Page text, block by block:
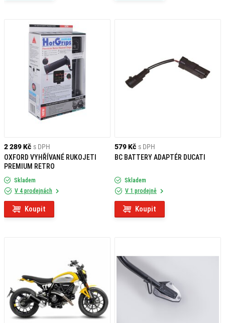
2 289 Kč s DPH
OXFORD VYHŘÍVANÉ RUKOJETI
PREMIUM RETRO
Skladem
V 4 prodejnách
Koupit
579 Kč s DPH
BC BATTERY ADAPTÉR DUCATI
Skladem
V 1 prodejně
Koupit